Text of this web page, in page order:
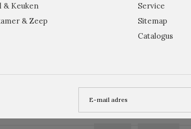
& Keuken
& Zeep
Service
Sitemap
Catalogus